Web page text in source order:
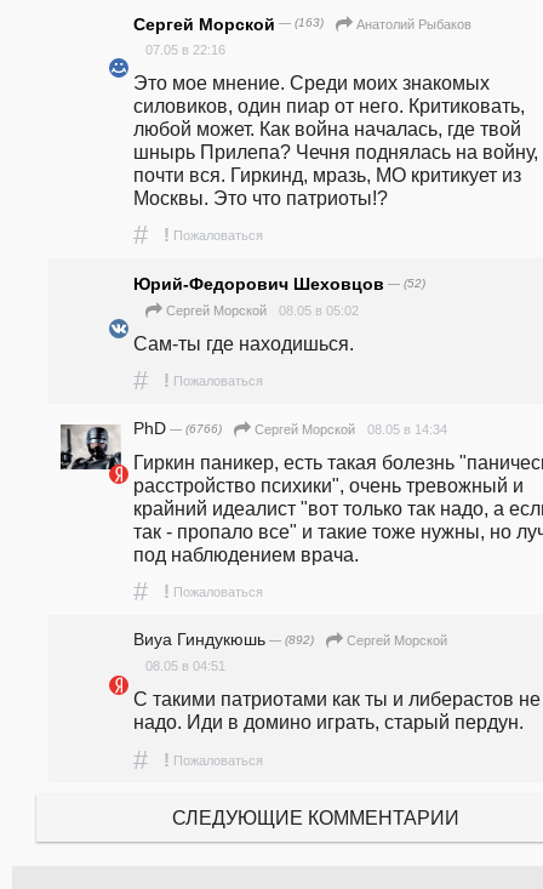
Сергей Морской — (163)
Анатолий Рыбаков
07.05 в 22:16
Это мое мнение. Среди моих знакомых
силовиков, один пиар от него. Критиковать,
любой может. Как война началась, где твой
шнырь Прилепа? Чечня поднялась на войну,
почти вся. Гиркинд, мразь, МО критикует из
Москвы. Это что патриоты!?
# ! Пожаловаться
Юрий-Федорович Шеховцов — (52)
Сергей Морской 08.05 в 05:02
Сам-ты где находишься.
# ! Пожаловаться
PhD — (6766) Сергей Морской 08.05 в 14:34
Гиркин паникер, есть такая болезнь
расстройство психики", очень тревожный и
крайний идеалист "вот только так надо, а
так - пропало все" и такие тоже нужны, но
под наблюдением врача.
# ! Пожаловаться
Виуа Гиндукюшь — (892)
Сергей Морской
08.05 в 04:51
С такими патриотами как ты и либерастов не
надо. Иди в домино играть, старый пердун.
# ! Пожаловаться
СЛЕДУЮЩИЕ КОММЕНТАРИИ